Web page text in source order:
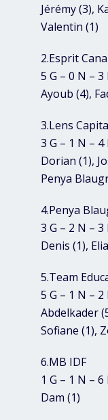
Jérémy (3),
Valentin (1)
2.Esprit
5 G – 0 N – 3
Ayoub (4),
3.Lens
3 G – 1 N – 4
Dorian (1),
Penya
4.Penya
3 G – 2 N – 3
Denis (1),
5.Team
5 G – 1 N – 2
Abdelkader
Sofiane (1),
6.MB IDF
1 G – 1 N – 6
Dam (1)